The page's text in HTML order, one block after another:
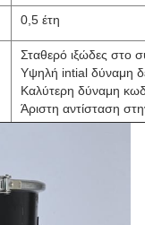
0,5 έτη
Σταθερό ιξώδες στο
Υψηλή intial δύναμη
Καλύτερη δύναμη
Άριστη αντίσταση